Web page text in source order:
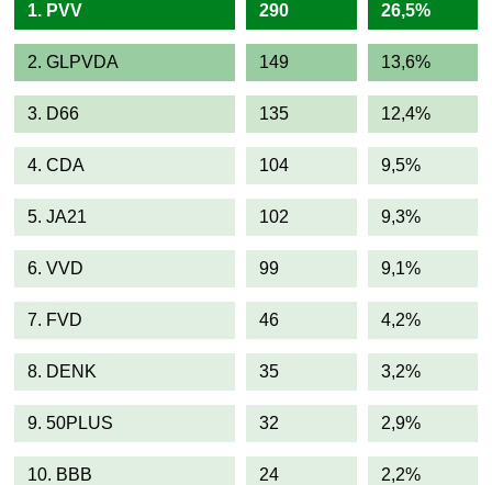
1. PVV 290 26,5%
2. GLPVDA 149 13,6%
3. D66 135 12,4%
4. CDA 104 9,5%
5. JA21 102 9,3%
6. VVD 99 9,1%
7. FVD 46 4,2%
8. DENK 35 3,2%
9. 50PLUS 32 2,9%
10. BBB 24 2,2%